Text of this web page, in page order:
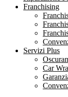
Franchising
Servizi Plus
Car